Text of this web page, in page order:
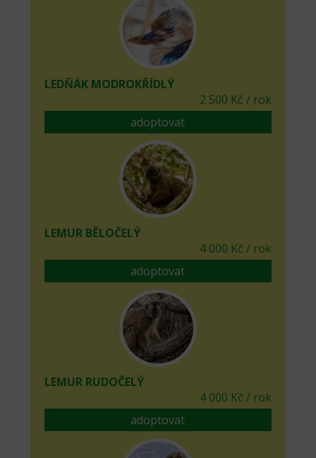
LEDŇÁK MODROKŘÍDLÝ
2 500 Kč / rok
adoptovat
LEMUR BĚLOČELÝ
4 000 Kč / rok
adoptovat
LEMUR RUDOČELÝ
4 000 Kč / rok
adoptovat